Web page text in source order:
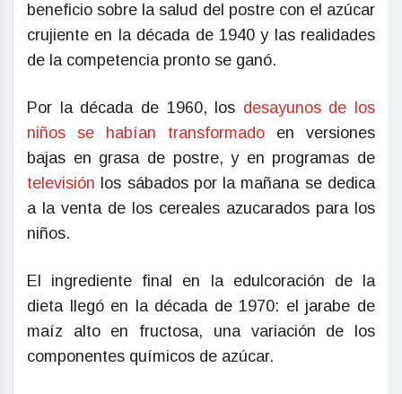
beneficio sobre la salud del postre con el azúcar
crujiente en la década de 1940 y las realidades
de la competencia pronto se ganó.
Por la década de 1960, los desayunos de los
niños se habían transformado en versiones
bajas en grasa de postre, y en programas de
televisión los sábados por la mañana se dedica
a la venta de los cereales azucarados para los
niños.
El ingrediente final en la edulcoración de la
dieta llegó en la década de 1970: el jarabe de
maíz alto en fructosa, una variación de los
componentes químicos de azúcar.